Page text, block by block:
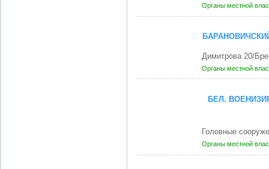
Органы местной
Димитрова 20/
Органы местной
БЕЛ.
Головные
Органы местной